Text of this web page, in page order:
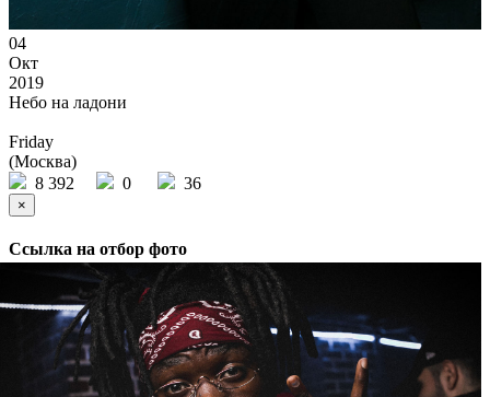
04
Окт
2019
Небо на ладони
Friday
(Москва)
8 392
0 36
×
Ссылка на отбор фото